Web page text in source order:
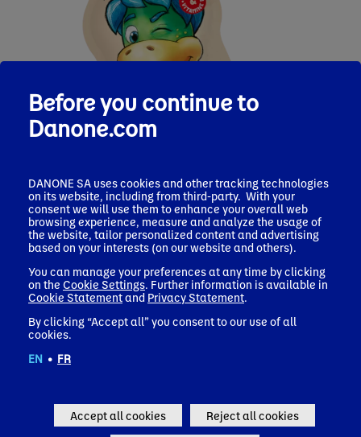
Before you continue to
Danone.com
DANONE SA uses cookies and other tracking technologies
on its website, including from third-party. With your
consent we will use them to enhance your overall web
browsing experience, measure and analyze the usage of
the website, tailor personalized content and advertising
based on your interests (on our website and others).
You can manage your preferences at any time by clicking
on the Cookie Settings . Further information is available in
Cookie Statementand Privacy Statement
By clicking “Accept all” you consent to our use of all
cookies.
EN • FR
Accept all cookies Reject all cookies